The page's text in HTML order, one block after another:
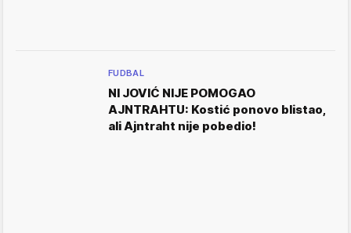
FUDBAL
NI JOVIĆ NIJE POMOGAO
AJNTRAHTU: Kostić ponovo blistao,
ali Ajntraht nije pobedio!